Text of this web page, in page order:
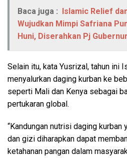
Baca juga : Islamic Relief
Wujudkan Mimpi Safriana
Huni, Diserahkan Pj
Selain itu, kata Yusrizal, tahun ini
menyalurkan daging kurban ke
seperti Mali dan Kenya sebagai
pertukaran global.
“Kandungan nutrisi daging kurban
dan gizi diharapkan dapat
ketahanan pangan dalam